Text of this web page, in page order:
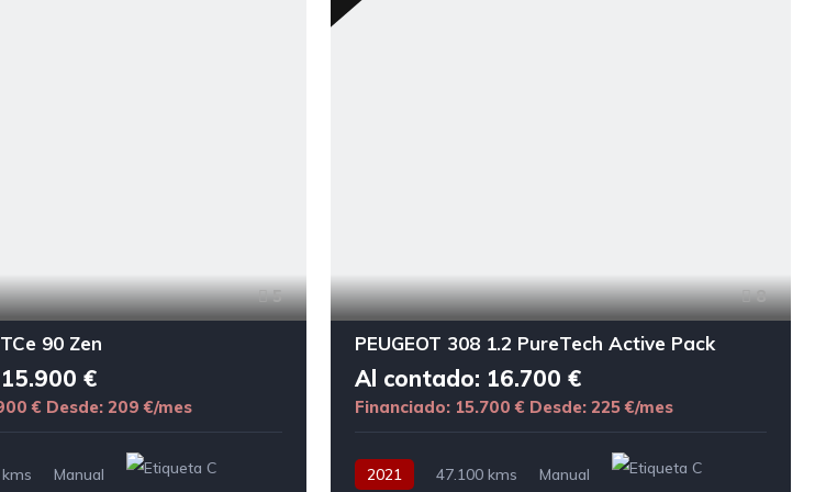
5
90 Zen
€
€ Desde: 209 €/mes
Manual
8
PEUGEOT 308 1.2 PureTech Active Pack
Al contado: 16.700 €
Financiado: 15.700 € Desde: 225 €/mes
2021 47.100 kms Manual